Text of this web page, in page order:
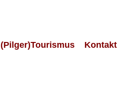
(Pilger)Tourismus Kontakt